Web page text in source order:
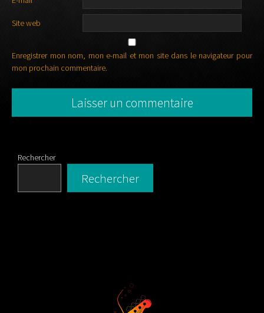
Site web
Enregistrer mon nom, mon e-mail et mon site dans le navigateur pour
mon prochain commentaire.
Rechercher
Rechercher